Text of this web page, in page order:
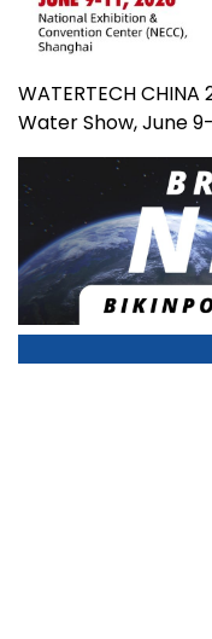
WATERTECH
Water Show, June